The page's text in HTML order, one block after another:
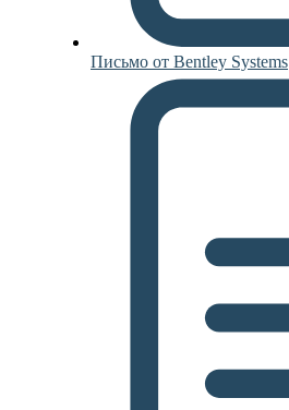
Письмо от Bentley Systems